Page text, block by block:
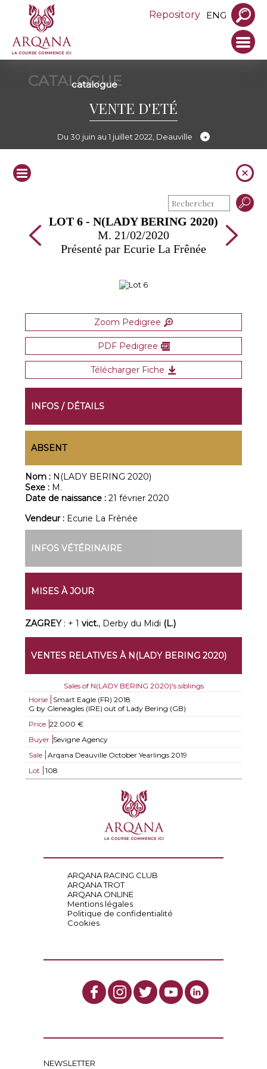
Repository ENG
CATALOGUE
catalogue
VENTE D'ETÉ
Du 30 juin au 1 juillet 2022, Deauville
LOT 6 - N(LADY BERING 2020)
M. 21/02/2020
Présenté par Ecurie La Frênée
Zoom Pedigree
PDF Pedigree
Télécharger Fiche
INFOS / DÉTAILS
ABSENT
Nom : N(LADY BERING 2020)
Sexe : M.
Date de naissance :21 février 2020
Vendeur : Ecurie La Frênée
INFOS VÉTÉRINAIRE
MISES À JOUR
ZAGREY : + 1vict., Derby du Midi (L.)
VENTES RELATIVES À N(LADY BERING 2020)
Sales of N(LADY BERING 2020)'s siblings
Horse
Smart Eagle (FR) 2018
G by Gleneagles (IRE) out of Lady Bering (GB)
Price 22.000 €
Buyer Sevigne Agency
Sale
Arqana Deauville October Yearlings 2019
Lot
108
ARQANA RACING CLUB
ARQANA TROT
ARQANA ONLINE
Mentions légales
Politique de confidentialité
Cookies
NEWSLETTER